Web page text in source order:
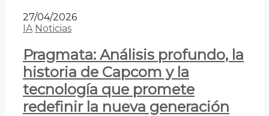
27/04/2026
IA Noticias
Pragmata: Análisis profundo, la
historia de Capcom y la
tecnología que promete
redefinir la nueva generación